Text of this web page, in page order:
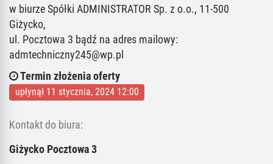
w biurze Spółki ADMINISTRATOR Sp. z o.o., 11-500
Giżycko,
ul. Pocztowa 3 bądź na adres mailowy:
admtechniczny245@wp.pl
Termin złożenia oferty
upłynął 11 stycznia, 2024 12:00
Kontakt do biura:
Giżycko Pocztowa 3